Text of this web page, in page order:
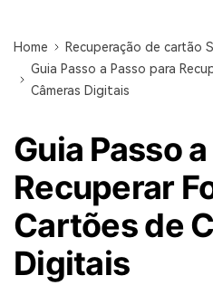
Home
Recuperação de cartão
Guia Passo a Passo para
Câmeras Digitais
Guia Passo
Recuperar
Cartões de
Digitais